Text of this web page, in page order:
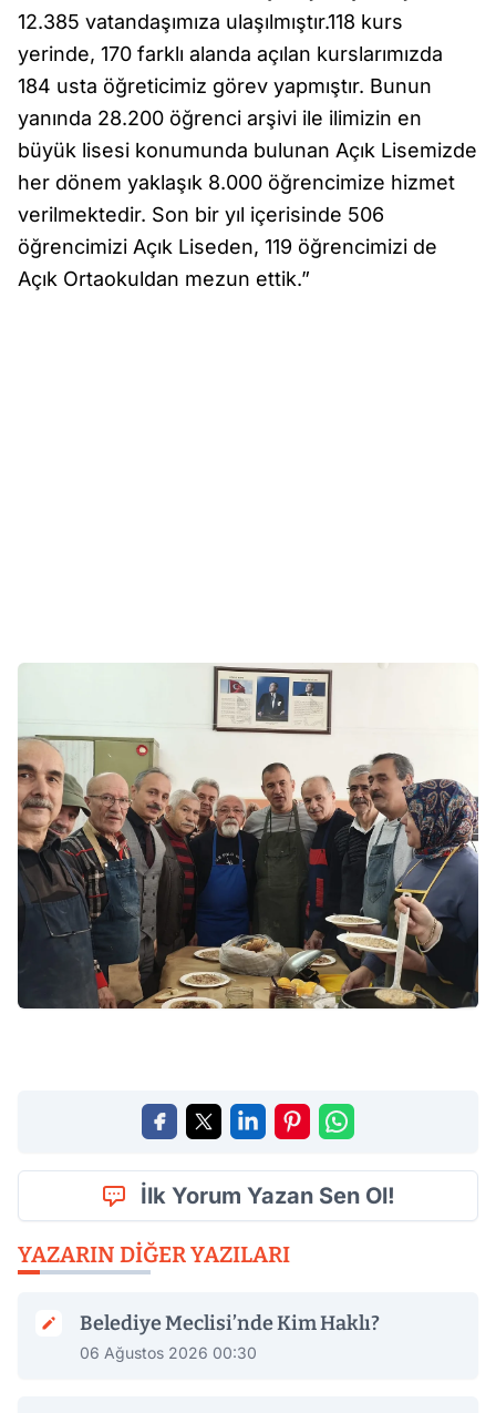
12.385 vatandaşımıza ulaşılmıştır.118 kurs
yerinde, 170 farklı alanda açılan kurslarımızda
184 usta öğreticimiz görev yapmıştır. Bunun
yanında 28.200 öğrenci arşivi ile ilimizin en
büyük lisesi konumunda bulunan Açık Lisemizde
her dönem yaklaşık 8.000 öğrencimize hizmet
verilmektedir. Son bir yıl içerisinde 506
öğrencimizi Açık Liseden, 119 öğrencimizi de
Açık Ortaokuldan mezun ettik.”
İlk Yorum Yazan Sen Ol!
YAZARIN DIĞER YAZILARI
Belediye Meclisi’nde Kim Haklı?
06 Ağustos 2026 00:30